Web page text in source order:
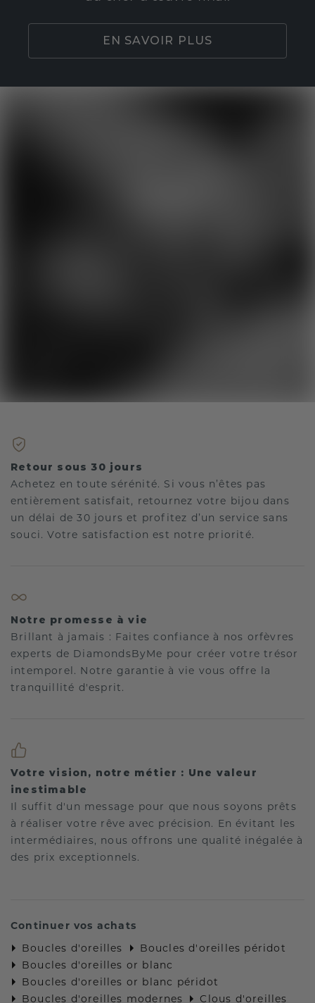
EN SAVOIR PLUS
Retour sous 30 jours
Achetez en toute sérénité. Si vous n’êtes pas
entièrement satisfait, retournez votre bijou dans
un délai de 30 jours et profitez d’un service sans
souci. Votre satisfaction est notre priorité.
Notre promesse à vie
Brillant à jamais : Faites confiance à nos orfèvres
experts de DiamondsByMe pour créer votre trésor
intemporel. Notre garantie à vie vous offre la
tranquillité d'esprit.
Votre vision, notre métier : Une valeur
inestimable
Il suffit d'un message pour que nous soyons prêts
à réaliser votre rêve avec précision. En évitant les
intermédiaires, nous offrons une qualité inégalée à
des prix exceptionnels.
Continuer vos achats
Boucles d'oreilles
Boucles d'oreilles péridot
Boucles d'oreilles or blanc
Boucles d'oreilles or blanc péridot
Boucles d'oreilles modernes
Clous d'oreilles